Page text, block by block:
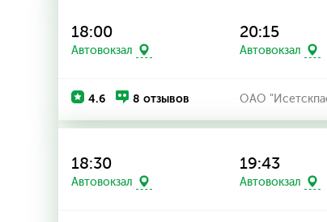
18:00
Автовокзал
20:15
Автовокзал
4.6 8 отзывов ОАО
18:30
Автовокзал
19:43
Автовокзал